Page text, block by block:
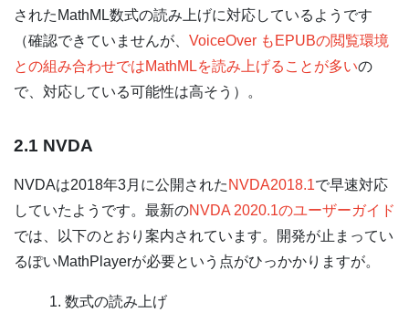
されたMathML数式の読み上げに対応しているようです
（確認できていませんが、 VoiceOver もEPUBの閲覧環境
との組み合わせではMathMLを読み上げることが多いの
で、対応している可能性は高そう）。
2.1 NVDA
NVDAは2018年3月に公開された NVDA2018.1で早速対応
していたようです。最新のNVDA 2020.1のユーザーガイド
では、以下のとおり案内されています。開発が止まってい
るぽいMathPlayerが必要という点がひっかかりますが。
数式の読み上げ